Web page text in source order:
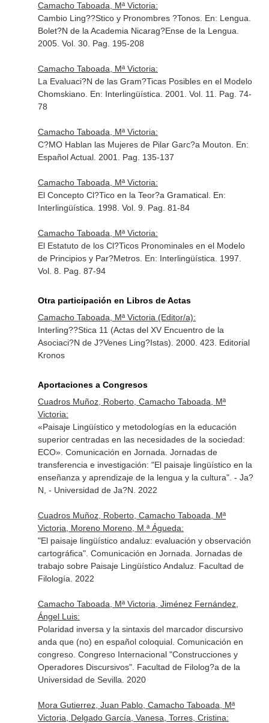
Camacho Taboada, Mª Victoria:
Cambio Ling??Stico y Pronombres ?Tonos. En: Lengua.
Bolet?N de la Academia Nicarag?Ense de la Lengua
2005. Vol. 30. Pag. 195-208
Camacho Taboada, Mª Victoria:
La Evaluaci?N de las Gram?Ticas Posibles en el Modelo
Chomskiano. En: Interlingüística . 2001. Vol. 11. Pag. 74-
78
Camacho Taboada, Mª Victoria:
C?MO Hablan las Mujeres de Pilar Garc?a Mouton. En:
Español Actual. 2001. Pag. 135-137
Camacho Taboada, Mª Victoria:
El Concepto Cl?Tico en la Teor?a Gramatical. En:
Interlingüística . 1998. Vol. 9. Pag. 81-84
Camacho Taboada, Mª Victoria:
El Estatuto de los Cl?Ticos Pronominales en el Modelo
de Principios y Par?Metros. En: Interlingüística . 1997.
Vol. 8. Pag. 87-94
Otra participación en Libros de Actas
Camacho Taboada, Mª Victoria (Editor/a):
Interling??Stica 11 (Actas del XV Encuentro de la
Asociaci?N de J?Venes Ling?Istas). 2000. 423. Editorial
Kronos
Aportaciones a Congresos
Cuadros Muñoz, Roberto, Camacho Taboada, Mª
Victoria:
«Paisaje Lingüístico y metodologías en la educación
superior centradas en las necesidades de la sociedad:
ECO». Comunicación en Jornada. Jornadas de
transferencia e investigación: "El paisaje lingüístico en la
enseñanza y aprendizaje de la lengua y la cultura". - Ja?
N, - Universidad de Ja?N. 2022
Cuadros Muñoz, Roberto, Camacho Taboada, Mª
Victoria, Moreno Moreno, M.ª Águeda:
"El paisaje lingüístico andaluz: evaluación y observación
cartográfica". Comunicación en Jornada. Jornadas de
trabajo sobre Paisaje Lingüístico Andaluz. Facultad de
Filología. 2022
Camacho Taboada, Mª Victoria, Jiménez Fernández,
Ángel Luis:
Polaridad inversa y la sintaxis del marcador discursivo
anda que (no) en español coloquial. Comunicación en
congreso. Congreso Internacional "Construcciones y
Operadores Discursivos". Facultad de Filolog?a de la
Universidad de Sevilla. 2020
Mora Gutierrez, Juan Pablo, Camacho Taboada, Mª
Victoria, Delgado García, Vanesa, Torres, Cristina: